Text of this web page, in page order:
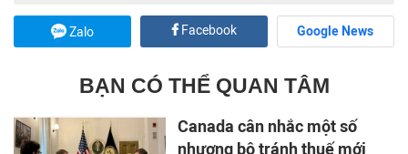
Zalo Facebook Google News
BẠN CÓ THỂ QUAN TÂM
Canada cân nhắc một số
nhượng bộ tránh thuế mới